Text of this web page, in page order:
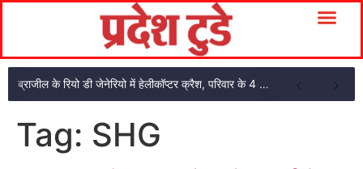
ब्राजील के रियो डी जेनेरियो में हेलीकॉप्टर क्रैश, परिवार के 4 सदस्यों की मौत
Tag: SHG